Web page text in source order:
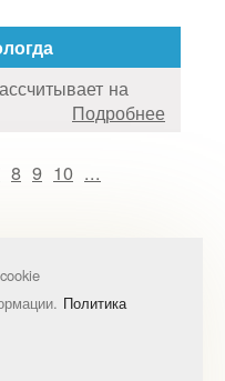
на
Подробнее
8 9 10 ...
Политика